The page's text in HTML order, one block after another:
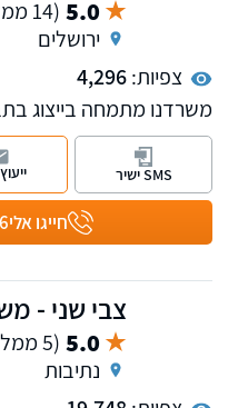
5.0 (14 ממליצים)
ירושלים
צפיות:4,296
משרדנו מתמחה בייצוג
שירותים משפטיים בתחום
כולל ליווי וייעוץ שוטף
כוח מתמשך, צוואות.חייגו אלי
SMS ישיר
צבי שני -
5.0 (5 ממליצים)
נתיבות